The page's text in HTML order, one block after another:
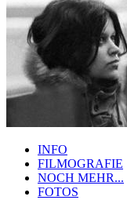
INFO
FILMOGRAFIE
NOCH MEHR...
FOTOS